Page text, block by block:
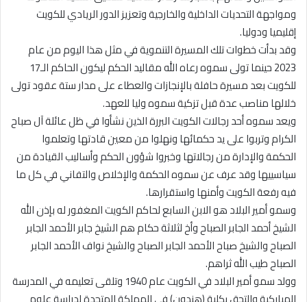
ومواجهة التحديات الداخلية والخارجية وتعزيز الدور الريادي للكويت
إقليميا ودوليا.
وقد بدأت خطوات تلك المسيرة التنموية في مثل هذا اليوم من عام
2023 حينما تولى سموه رعاه الله مقاليد الحكم ليكون الحاكم الـ17
للكويت بعد مسيرة حافلة بالإنجازات والعطاء على مدار ستة عقود تولى
خلالها مناصب عدة قبل تزكية سموه وليا للعهد.
ويعد سموه أحد رجالات الكويت البررة الذين نشأوا في ظل عائلة آل صباح
الكرام وتربوا على يد حكمائها ونهلوا من معين قادتها وتعلموا
الحكمة والإدارة من رجالاتها وخبروا شؤون الحكم وأساليب القيادة من
سياسييها وقد عرف عن سموه الحكمة والإخلاص والتفاني في كل ما
فيه رفعة الكويت وأمنها واستقرارها.
وسمو أمير البلاد هو الابن السابع لحاكم الكويت المغفور له بإذن الله
الشيخ أحمد الجابر الصباح وأخ لثلاثة حكام هم الشيخ جابر الأحمد الجابر
الصباح والشيخ صباح الأحمد الجابر الصباح والشيخ نواف الأحمد الجابر
الصباح طيب الله ثراهم.
وولد سمو أمير البلاد في الكويت عام 1940 وتلقى تعليمه في المدرسة